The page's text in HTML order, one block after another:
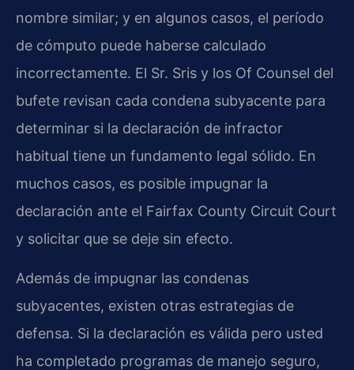
nombre similar; y en algunos casos, el período
de cómputo puede haberse calculado
incorrectamente. El Sr. Sris y los Of Counsel del
bufete revisan cada condena subyacente para
determinar si la declaración de infractor
habitual tiene un fundamento legal sólido. En
muchos casos, es posible impugnar la
declaración ante el Fairfax County Circuit Court
y solicitar que se deje sin efecto.
Además de impugnar las condenas
subyacentes, existen otras estrategias de
defensa. Si la declaración es válida pero usted
ha completado programas de manejo seguro,